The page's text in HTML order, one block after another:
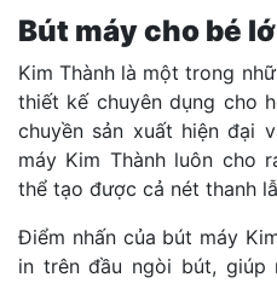
Bút máy cho bé
Kim Thành là một trong
thiết kế chuyên dụng cho
chuyền sản xuất hiện đại
máy Kim Thành luôn cho
thể tạo được cả nét thanh
Điểm nhấn của bút máy
in trên đầu ngòi bút, giúp